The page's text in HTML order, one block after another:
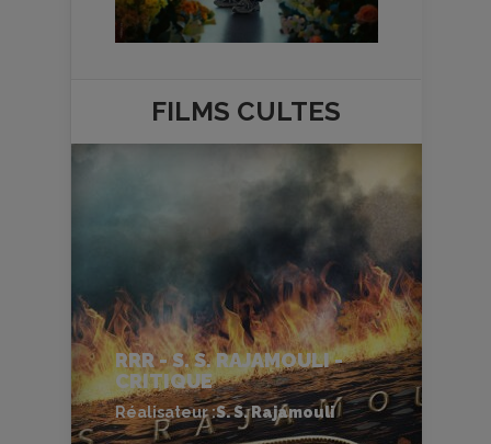
FILMS CULTES
RRR - S. S. RAJAMOULI -
CRITIQUE
Réalisateur :S. S. Rajamouli